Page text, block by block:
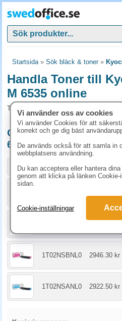
Startsida» Sök bläck & toner»
Handla Toner till
M 6535 online
Toner och tillbehör som passar till
Originalprodukter till
6535
Storlek / info Art.nr
1T02NSBNL0 2946.30 kr
1T02NSANL0 2922.50 kr
Vi använder oss av cookies
Vi använder Cookies för att
korrekt och ge dig bäst
De används också för att samla in
webbplatsens användning.
Du kan acceptera eller hantera
genom att klicka på länken
sidan.
Cookie-inställningar